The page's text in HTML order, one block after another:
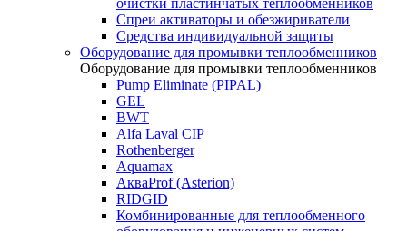
очистки пластинчатых теплообменников
Спреи активаторы и обезжириватели
Средства индивидуальной защиты
Оборудование для промывки теплообменников
Оборудование для промывки теплообменников
Pump Eliminate (PIPAL)
GEL
BWT
Alfa Laval CIP
Rothenberger
Aquamax
АкваProf (Asterion)
RIDGID
Комбинированные для теплообменного